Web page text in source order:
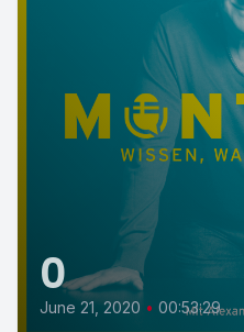
0
June 21, 2020 • 00:53:29